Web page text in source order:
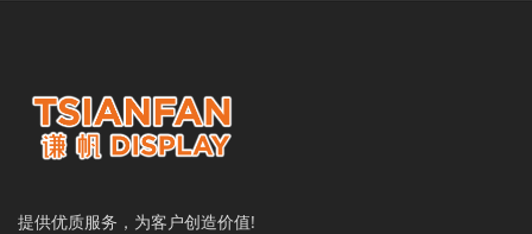
提供优质服务，为客户创造价值!